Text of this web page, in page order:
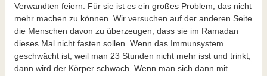
Verwandten feiern. Für sie ist es ein großes Problem, das nicht
mehr machen zu können. Wir versuchen auf der anderen Seite
die Menschen davon zu überzeugen, dass sie im Ramadan
dieses Mal nicht fasten sollen. Wenn das Immunsystem
geschwächt ist, weil man 23 Stunden nicht mehr isst und trinkt,
dann wird der Körper schwach. Wenn man sich dann mit